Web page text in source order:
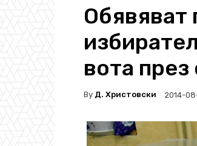
Обявяват
вота
By Д. Христовски 2014-